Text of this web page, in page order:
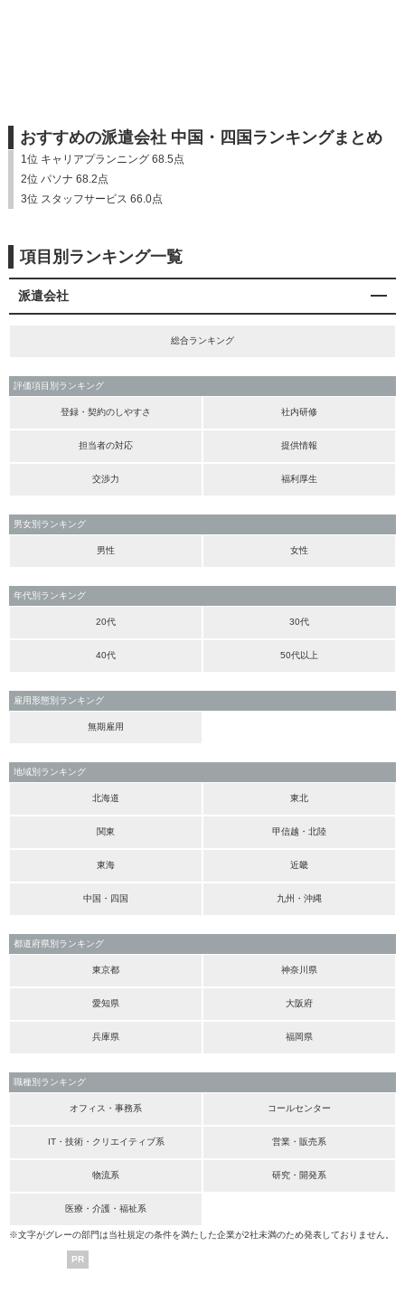
おすすめの派遣会社 中国・四国ランキングまとめ
1位 キャリアプランニング 68.5点
2位 パソナ 68.2点
3位 スタッフサービス 66.0点
項目別ランキング一覧
派遣会社
総合ランキング
評価項目別ランキング
登録・契約のしやすさ 社内研修
担当者の対応 提供情報
交渉力 福利厚生
男女別ランキング
男性 女性
年代別ランキング
20代 30代
40代 50代以上
雇用形態別ランキング
無期雇用
地域別ランキング
北海道 東北
関東 甲信越・北陸
東海 近畿
中国・四国 九州・沖縄
都道府県別ランキング
東京都 神奈川県
愛知県 大阪府
兵庫県 福岡県
職種別ランキング
オフィス・事務系 コールセンター
IT・技術・クリエイティブ系 営業・販売系
物流系 研究・開発系
医療・介護・福祉系
※文字がグレーの部門は当社規定の条件を満たした企業が2社未満のため発表しておりません。
PR